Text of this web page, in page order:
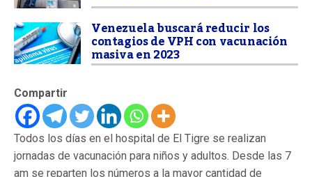
Venezuela buscará reducir los
contagios de VPH con vacunación
masiva en 2023
Compartir
Todos los días en el hospital de El Tigre se realizan
jornadas de vacunación para niños y adultos. Desde las 7
am se reparten los números a la mayor cantidad de